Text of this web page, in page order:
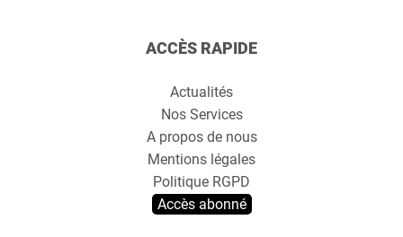
ACCÈS RAPIDE
Actualités
Nos Services
A propos de nous
Mentions légales
Politique RGPD
Accès abonné